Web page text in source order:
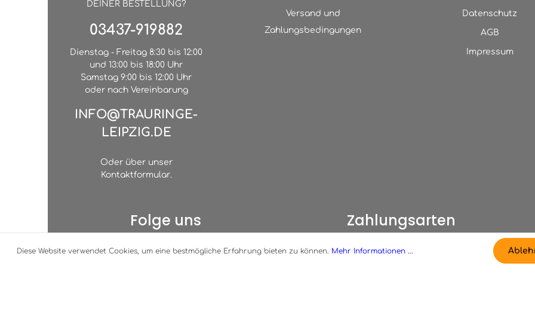
Folge uns
DEINER BESTELLUNG?
03437-919882
Dienstag - Freitag 8:30 bis 12:00
und 13:00 bis 18:00 Uhr
Samstag 9:00 bis 12:00 Uhr
oder nach Vereinbarung
INFO@TRAURINGE-
LEIPZIG.DE
Oder über unser
Kontaktformular.
Versand und
Zahlungsbedingungen
Datenschutz
AGB
Impressum
Zahlungsarten
Diese Website verwendet Cookies, um eine bestmögliche Erfahrung bieten zu können. Mehr Informationen ...